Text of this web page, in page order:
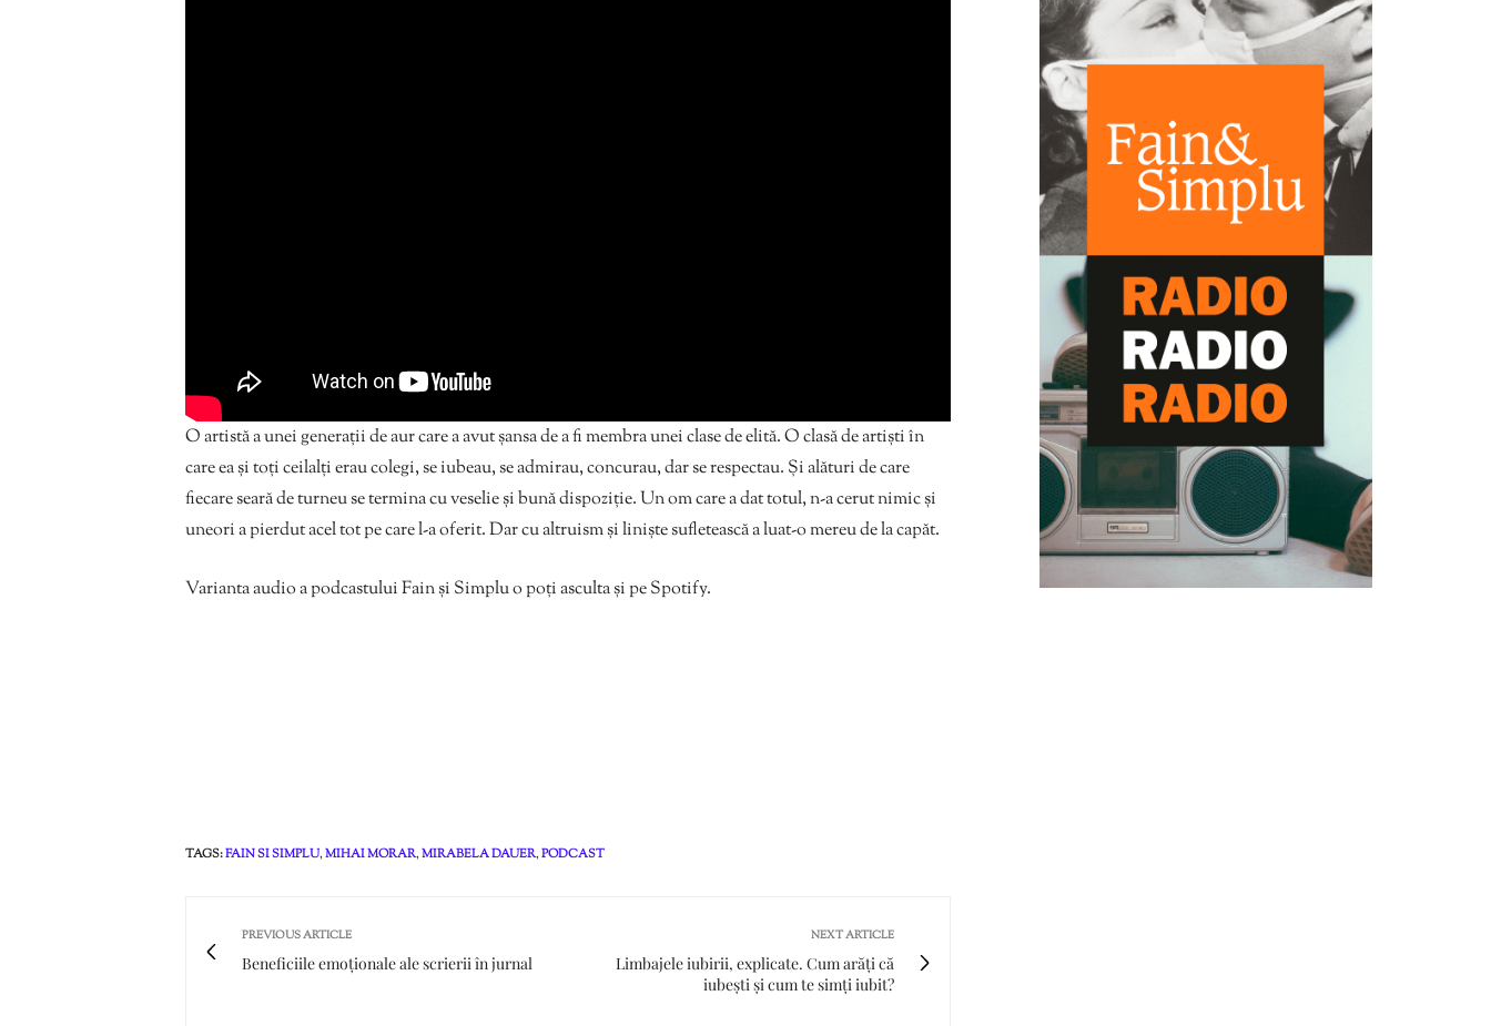
O artistă a unei generații de aur care a avut șansa de a fi membra unei clase de elită. O clasă de artiști în
care ea și toți ceilalți erau colegi, se iubeau, se admirau, concurau, dar se respectau. Și alături de care
fiecare seară de turneu se termina cu veselie și bună dispoziție. Un om care a dat totul, n-a cerut nimic și
uneori a pierdut acel tot pe care l-a oferit. Dar cu altruism și liniște sufletească a luat-o mereu de la capăt.
Varianta audio a podcastului Fain și Simplu o poți asculta și pe Spotify.
TAGS:FAIN SI SIMPLU,MIHAI MORAR,MIRABELA DAUER,PODCAST
PREVIOUS ARTICLE
Beneficiile emoționale ale scrierii în jurnal
NEXT ARTICLE
Limbajele iubirii, explicate. Cum arăți că
iubești și cum te simți iubit?